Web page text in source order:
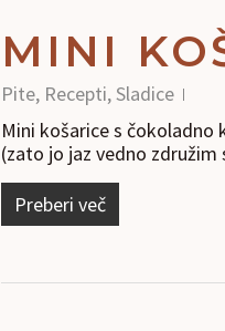
MINI
Pite, Recepti,Sladice
Mini košarice s čokoladno
(zato jo jaz vedno
Preberi več